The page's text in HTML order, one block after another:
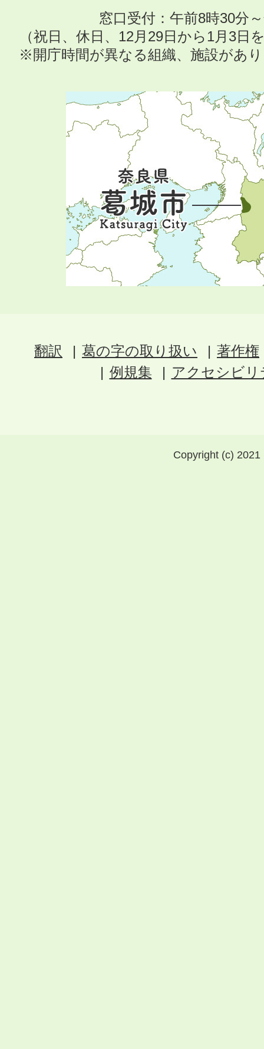
窓口受付：午前8時30分
（祝日、休日、12月29日から1月3日
※開庁時間が異なる組織、施設があ
翻訳 葛の字の取り扱い
著作権
例規集
アクセシビ
Copyright (c)